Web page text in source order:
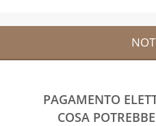
PAGAMENTO
COSA